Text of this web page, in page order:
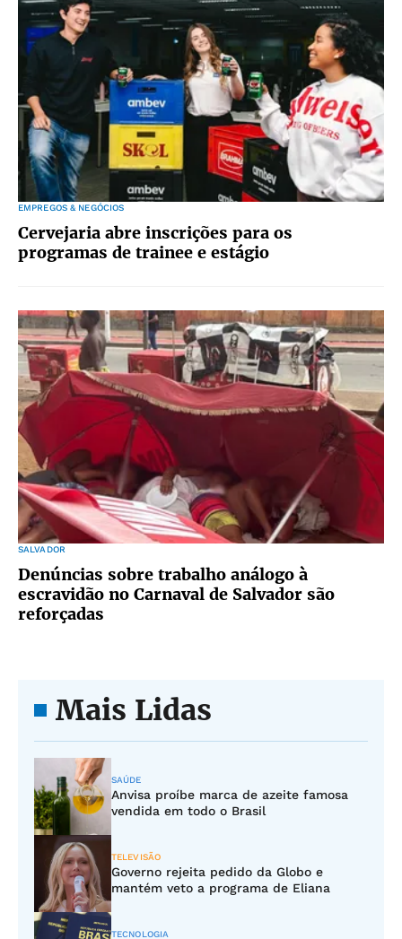
EMPREGOS & NEGÓCIOS
Cervejaria abre inscrições para os
programas de trainee e estágio
SALVADOR
Denúncias sobre trabalho análogo à
escravidão no Carnaval de Salvador são
reforçadas
Mais Lidas
SAÚDE
Anvisa proíbe marca de azeite famosa
vendida em todo o Brasil
TELEVISÃO
Governo rejeita pedido da Globo e
mantém veto a programa de Eliana
TECNOLOGIA